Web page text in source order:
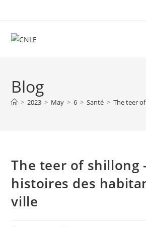
content
Blog
> 2023 > May > 6 > Santé > The teer
The teer of shillong
histoires des
ville